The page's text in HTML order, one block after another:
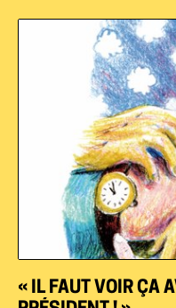
« IL FAUT VOIR ÇA